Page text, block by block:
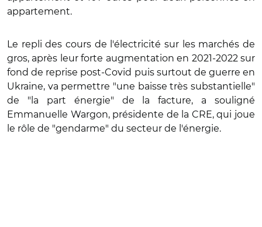
appartement.
Le repli des cours de l'électricité sur les marchés de
gros, après leur forte augmentation en 2021-2022 sur
fond de reprise post-Covid puis surtout de guerre en
Ukraine, va permettre "une baisse très substantielle"
de "la part énergie" de la facture, a souligné
Emmanuelle Wargon, présidente de la CRE, qui joue
le rôle de "gendarme" du secteur de l'énergie.